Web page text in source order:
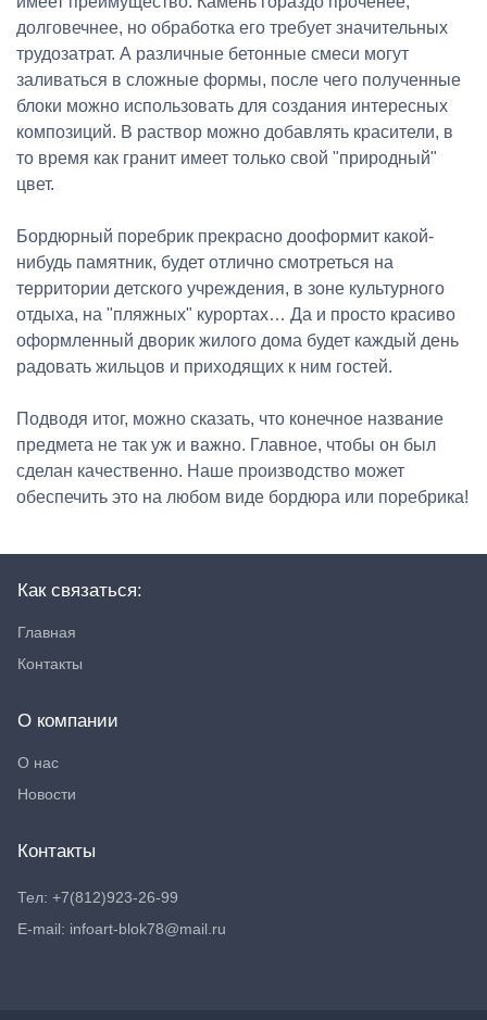
долговечнее, но обработка его требует значительных
трудозатрат. А различные бетонные смеси могут
заливаться в сложные формы, после чего полученные
блоки можно использовать для создания интересных
композиций. В раствор можно добавлять красители, в
то время как гранит имеет только свой "природный"
цвет.
Бордюрный поребрик прекрасно дооформит какой-
нибудь памятник, будет отлично смотреться на
территории детского учреждения, в зоне культурного
отдыха, на "пляжных" курортах… Да и просто красиво
оформленный дворик жилого дома будет каждый день
радовать жильцов и приходящих к ним гостей.
Подводя итог, можно сказать, что конечное название
предмета не так уж и важно. Главное, чтобы он был
сделан качественно. Наше производство может
обеспечить это на любом виде бордюра или поребрика!
Как связаться:
Главная
Контакты
О компании
О нас
Новости
Контакты
Тел: +7(812)923-26-99
E-mail: infoart-blok78@mail.ru